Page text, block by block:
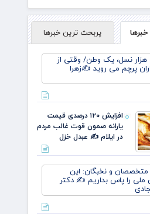
پربحث ترین خبرها
افزایش ۱۲۰ درصدی قیمت
یارانه صمون قوت غالب مردم
در ایلام ✍️ عبدل خزل